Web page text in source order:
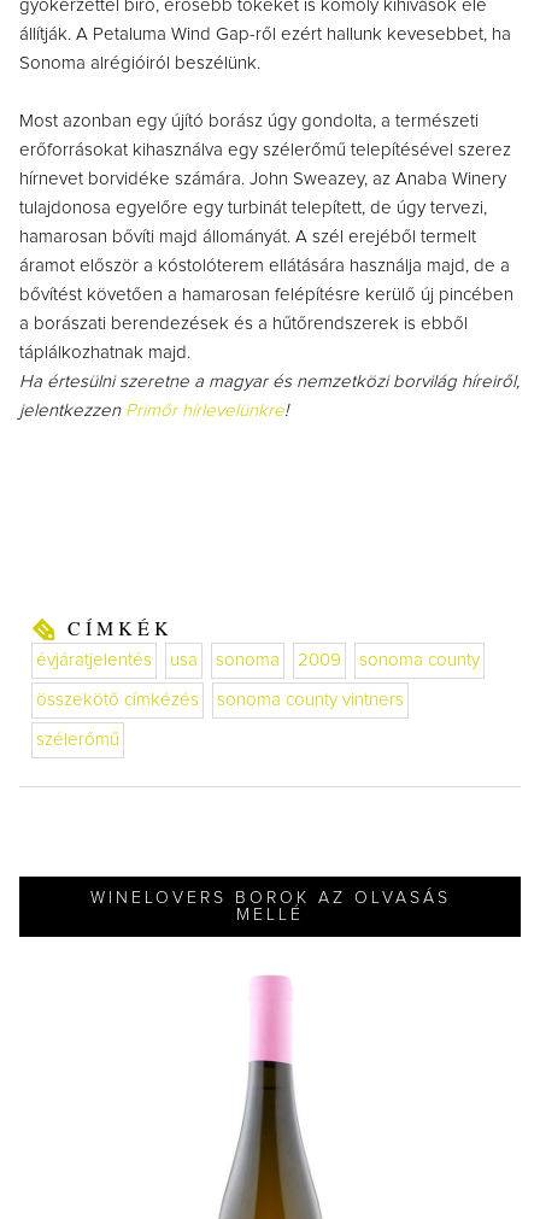
gyökérzettel bíró, erősebb tőkéket is komoly kihívások elé
állítják. A Petaluma Wind Gap-ről ezért hallunk kevesebbet, ha
Sonoma alrégióiról beszélünk.
Most azonban egy újító borász úgy gondolta, a természeti
erőforrásokat kihasználva egy szélerőmű telepítésével szerez
hírnevet borvidéke számára. John Sweazey, az Anaba Winery
tulajdonosa egyelőre egy turbinát telepített, de úgy tervezi,
hamarosan bővíti majd állományát. A szél erejéből termelt
áramot először a kóstolóterem ellátására használja majd, de a
bővítést követően a hamarosan felépítésre kerülő új pincében
a borászati berendezések és a hűtőrendszerek is ebből
táplálkozhatnak majd.
Ha értesülni szeretne a magyar és nemzetközi borvilág híreiről,
jelentkezzen Primőr hírlevelünkre!
CÍMKÉK
évjáratjelentés usa sonoma 2009 sonoma county
összekötő címkézés sonoma county vintners
szélerőmű
WINELOVERS BOROK AZ OLVASÁS
MELLÉ